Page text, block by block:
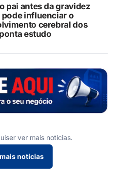
pai antes da gravidez
influenciar o
cerebral dos
estudo
ver mais notícias.
notícias